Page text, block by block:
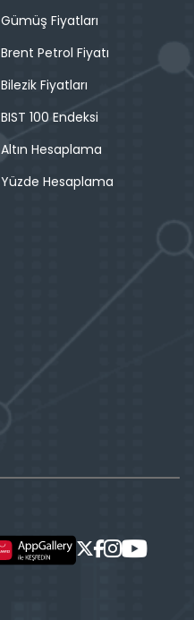
Gümüş Fiyatları
Brent Petrol Fiyatı
Bilezik Fiyatları
BIST 100 Endeksi
Altın Hesaplama
Yüzde Hesaplama